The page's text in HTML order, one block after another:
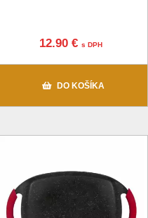
12.90 €s DPH
DO KOŠÍKA